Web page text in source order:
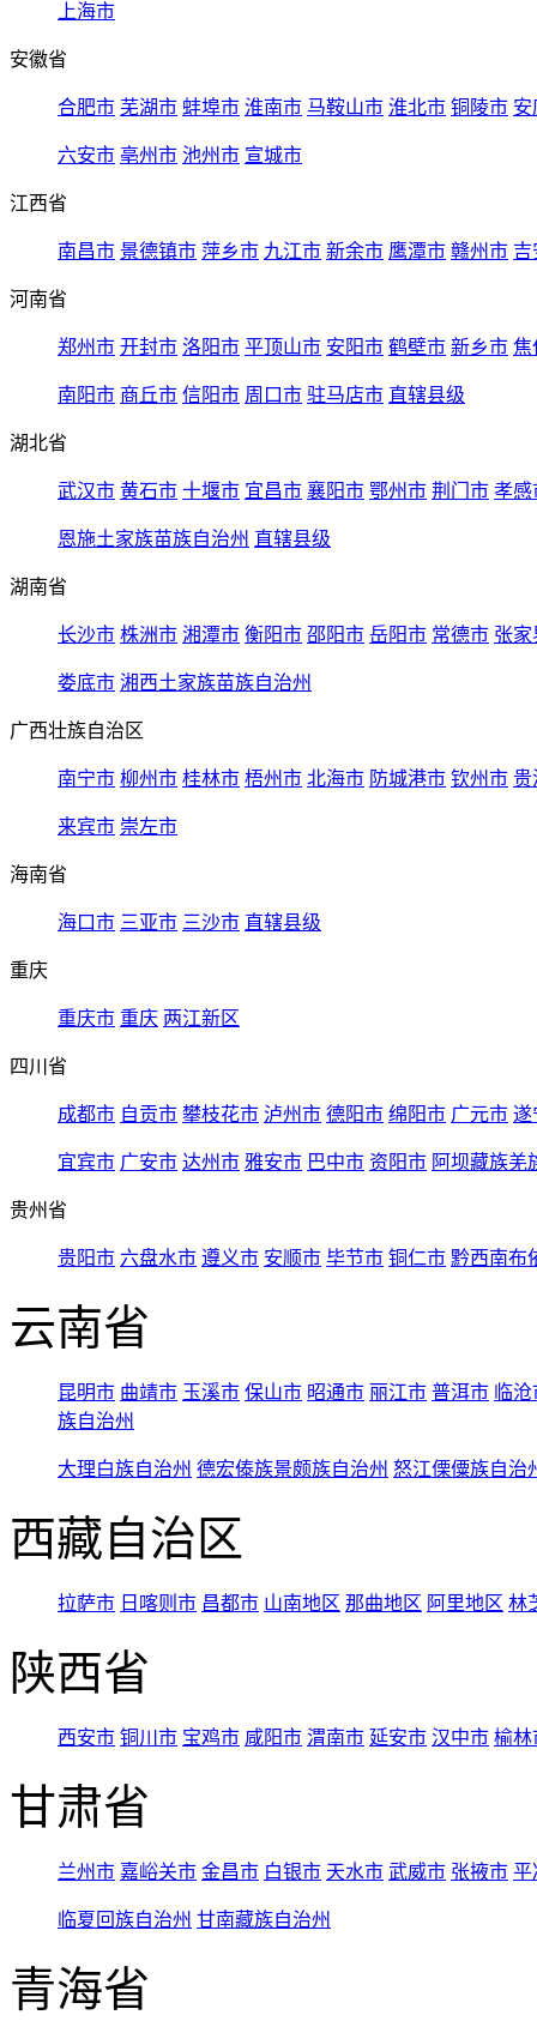
上海市
安徽省
合肥市 芜湖市 蚌埠市 淮南市 马鞍山市 淮北市 铜陵市 安
六安市 亳州市 池州市 宣城市
江西省
南昌市 景德镇市 萍乡市 九江市 新余市 鹰潭市 赣州市 吉
河南省
郑州市 开封市 洛阳市 平顶山市 安阳市 鹤壁市 新乡市 焦
南阳市 商丘市 信阳市 周口市 驻马店市 直辖县级
湖北省
武汉市 黄石市 十堰市 宜昌市 襄阳市 鄂州市 荆门市 孝感
恩施土家族苗族自治州 直辖县级
湖南省
长沙市 株洲市 湘潭市 衡阳市 邵阳市 岳阳市 常德市 张家
娄底市 湘西土家族苗族自治州
广西壮族自治区
南宁市 柳州市 桂林市 梧州市 北海市 防城港市 钦州市 贵
来宾市 崇左市
海南省
海口市 三亚市 三沙市 直辖县级
重庆
重庆市 重庆 两江新区
四川省
成都市 自贡市 攀枝花市 泸州市 德阳市 绵阳市 广元市 遂
宜宾市 广安市 达州市 雅安市 巴中市 资阳市 阿坝藏族羌
贵州省
贵阳市 六盘水市 遵义市 安顺市 毕节市 铜仁市 黔西南布
云南省
昆明市 曲靖市 玉溪市 保山市 昭通市 丽江市 普洱市 临
族自治州
大理白族自治州 德宏傣族景颇族自治州 怒江傈僳族自治
西藏自治区
拉萨市 日喀则市 昌都市 山南地区 那曲地区 阿里地区 林
陕西省
西安市 铜川市 宝鸡市 咸阳市 渭南市 延安市 汉中市 榆林
甘肃省
兰州市 嘉峪关市 金昌市 白银市 天水市 武威市 张掖市 平
临夏回族自治州 甘南藏族自治州
青海省